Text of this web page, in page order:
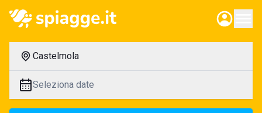
Castelmola
Seleziona date